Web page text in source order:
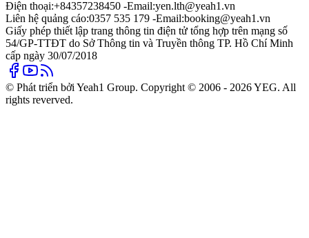
Điện thoại:+84357238450 -Email:yen.lth@yeah1.vn
Liên hệ quảng cáo:0357 535 179 -Email:booking@yeah1.vn
Giấy phép thiết lập trang thông tin điện tử tổng hợp trên mạng số
54/GP-TTĐT do Sở Thông tin và Truyền thông TP. Hồ Chí Minh
cấp ngày 30/07/2018
© Phát triển bởi Yeah1 Group. Copyright © 2006 - 2026 YEG. All
rights reverved.